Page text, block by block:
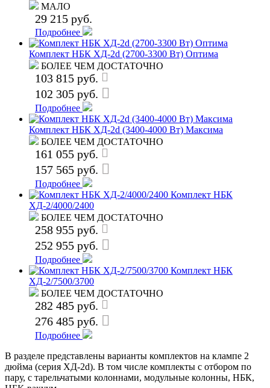
МАЛО
29 215 руб.
Подробнее
Комплект НБК ХД-2d (2700-3300 Вт) Оптима
БОЛЕЕ ЧЕМ ДОСТАТОЧНО
103 815 руб.
102 305 руб.
Подробнее
Комплект НБК ХД-2d (3400-4000 Вт) Максима
БОЛЕЕ ЧЕМ ДОСТАТОЧНО
161 055 руб.
157 565 руб.
Подробнее
Комплект НБК
ХД-2/4000/2400
БОЛЕЕ ЧЕМ ДОСТАТОЧНО
258 955 руб.
252 955 руб.
Подробнее
Комплект НБК
ХД-2/7500/3700
БОЛЕЕ ЧЕМ ДОСТАТОЧНО
282 485 руб.
276 485 руб.
Подробнее
В разделе представлены варианты комплектов на клампе 2
дюйма (серия ХД-2d). В том числе комплекты с отбором по
пару, с тарельчатыми колоннами, модульные колонны, НБК,